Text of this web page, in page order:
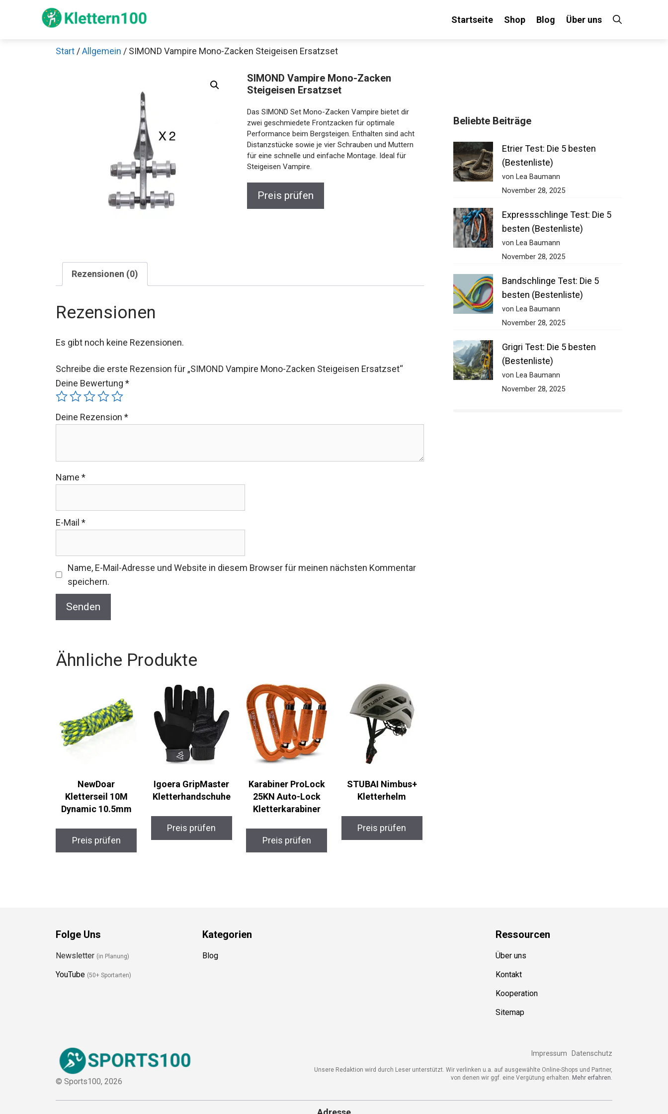
Startseite Shop Blog Über uns
Start /Allgemein / SIMOND Vampire Mono-Zacken Steigeisen Ersatzset
SIMOND Vampire Mono-Zacken
Steigeisen Ersatzset
Das SIMOND Set Mono-Zacken Vampire bietet dir
zwei geschmiedete Frontzacken für optimale
Performance beim Bergsteigen. Enthalten sind acht
Distanzstücke sowie je vier Schrauben und Muttern
für eine schnelle und einfache Montage. Ideal für
Steigeisen Vampire.
Preis prüfen
Rezensionen (0)
Rezensionen
Es gibt noch keine Rezensionen.
Schreibe die erste Rezension für „SIMOND Vampire Mono-Zacken Steigeisen Ersatzset“
Deine Bewertung *
Deine Rezension *
Name *
E-Mail *
Name, E-Mail-Adresse und Website in diesem Browser für meinen nächsten Kommentar
speichern.
Ähnliche Produkte
NewDoar
Kletterseil 10M
Dynamic 10.5mm
Preis prüfen
Igoera GripMaster
Kletterhandschuhe
Preis prüfen
Karabiner ProLock
25KN Auto-Lock
Kletterkarabiner
Preis prüfen
STUBAI Nimbus+
Kletterhelm
Preis prüfen
Beliebte Beiträge
Etrier Test: Die 5 besten
(Bestenliste)
von Lea Baumann
November 28, 2025
Expressschlinge Test: Die 5
besten (Bestenliste)
von Lea Baumann
November 28, 2025
Bandschlinge Test: Die 5
besten (Bestenliste)
von Lea Baumann
November 28, 2025
Grigri Test: Die 5 besten
(Bestenliste)
von Lea Baumann
November 28, 2025
Folge Uns
Newsletter (in Planung)
YouTube (50+ Sportarten)
Kategorien
Blog
Ressourcen
Über uns
Kontakt
Kooperation
Sitemap
© Sports100, 2026
Impressum Datenschutz
Unsere Redaktion wird durch Leser unterstützt. Wir verlinken u.a. auf ausgewählte Online-Shops und Partner,
von denen wir ggf. eine Vergütung erhalten. Mehr erfahren.